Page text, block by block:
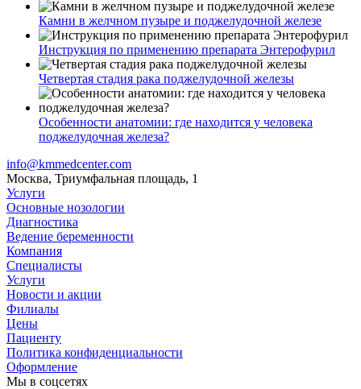
Камни в желчном пузыре и поджелудочной железе
Инструкция по применению препарата Энтерофурил
Четвертая стадия рака поджелудочной железы
Особенности анатомии: где находится у человека
поджелудочная железа?
info@kmmedcenter.com
Москва, Триумфальная площадь, 1
Услуги
Основные нозологии
Диагностика
Ведение беременности
Компания
Специалисты
Услуги
Новости и акции
Филиалы
Цены
Пациенту
Политика конфиденциальности
Оформление
Мы в соцсетях